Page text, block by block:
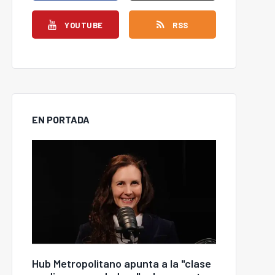
YOUTUBE RSS
EN PORTADA
Hub Metropolitano apunta a la "clase